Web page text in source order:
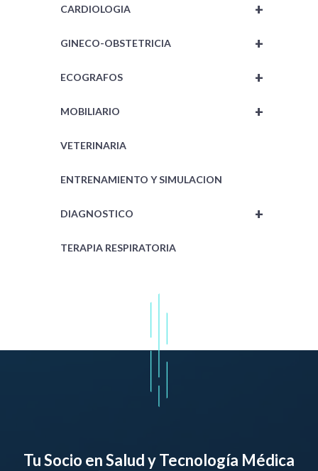
+
CARDIOLOGIA
+
GINECO-OBSTETRICIA
+
ECOGRAFOS
+
MOBILIARIO
VETERINARIA
ENTRENAMIENTO Y SIMULACION
+
DIAGNOSTICO
TERAPIA RESPIRATORIA
Tu Socio en Salud y Tecnología Médica